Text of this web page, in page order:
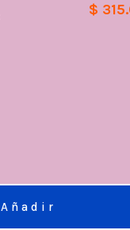
$
Añadir